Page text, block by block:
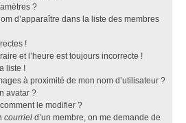
?
d’apparaître dans la liste des membres
!
et l’heure est toujours incorrecte !
liste !
à proximité de mon nom d’utilisateur ?
avatar ?
le modifier ?
courriel d’un membre, on me demande de